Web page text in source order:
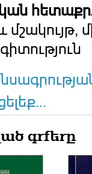
մշակույթ,
գրքերը